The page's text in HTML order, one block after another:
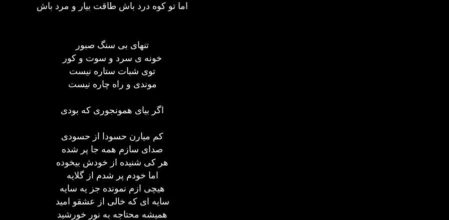
اما تو کوه درد باش طاقت بیار و مرد باش
تنهای بی سنگ صبور
خونه ی سرد و سوت و کور
توی شبات ستاره نیست
موندی و راه چاره نیست
اگر بیای همونجوری که بودی
کم میارن حسودا از حسودی
صدای سازم همه جا پر شده
هر کی شنیده از خودش بیخوده
اما خودم پر شدم از گلایه
هیچی ازم نمونده جز یه سایه
سایه ای که خالی از عشقو امید
همیشه محتاجه به نور خورشید